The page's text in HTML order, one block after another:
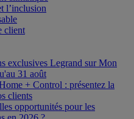
l’inclusion
client
exclusives Legrand sur Mon
31 août
+ Control : présentez la
clients
opportunités pour les